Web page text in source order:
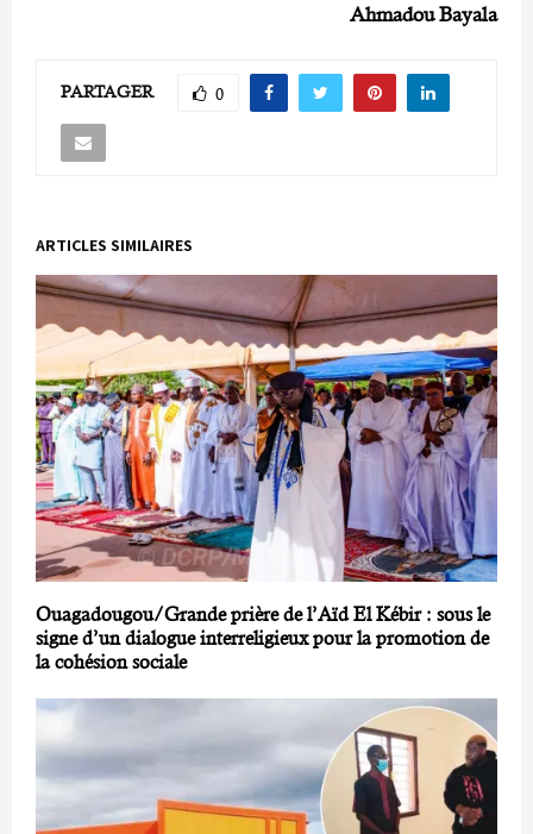
Ahmadou Bayala
PARTAGER 0
ARTICLES SIMILAIRES
Ouagadougou/Grande prière de l’Aïd El Kébir : sous le
signe d’un dialogue interreligieux pour la promotion de
la cohésion sociale